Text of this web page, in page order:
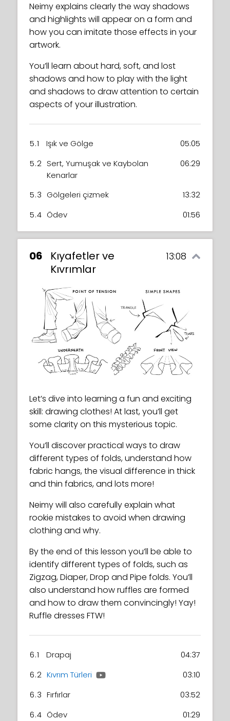
Neimy explains clearly the way shadows
and highlights will appear on a form and
how you can imitate those effects in your
artwork.
You’ll learn about hard, soft, and lost
shadows and how to play with the light
and shadows to draw attention to certain
aspects of your illustration.
5.1 Işık ve Gölge
05:05
5.2 Sert, Yumuşak ve Kaybolan
Kenarlar
06:29
5.3 Gölgeleri çizmek
13:32
5.4 Ödev 01:56
06
Kıyafetler ve
Kıvrımlar
13:08
Let’s dive into learning a fun and exciting
skill: drawing clothes! At last, you’ll get
some clarity on this mysterious topic.
You’ll discover practical ways to draw
different types of folds, understand how
fabric hangs, the visual difference in thick
and thin fabrics, and lots more!
Neimy will also carefully explain what
rookie mistakes to avoid when drawing
clothing and why.
By the end of this lesson you’ll be able to
identify different types of folds, such as
Zigzag, Diaper, Drop and Pipe folds. You’ll
also understand how ruffles are formed
and how to draw them convincingly! Yay!
Ruffle dresses FTW!
6.1 Drapaj
04:37
6.2 Kıvrım Türleri
03:10
6.3 Fırfırlar
03:52
6.4 Ödev 01:29